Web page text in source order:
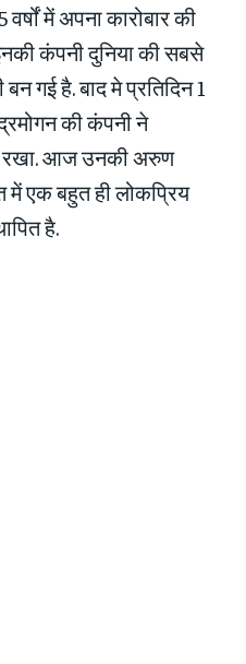
में अपना कारोबार की
कंपनी दुनिया की सबसे
गई है. बाद मे प्रतिदिन 1
की कंपनी ने
रखा. आज उनकी अरुण
में एक बहुत ही लोकप्रिय
है.